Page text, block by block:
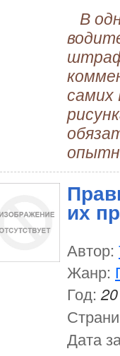
В
самих
их
Автор:
Жанр:
Год:
Дата